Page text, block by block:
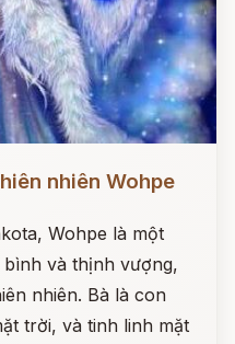
nhiên Wohpe
Wohpe là một
và thịnh vượng,
nhiên. Bà là con
trời, và tinh linh mặt